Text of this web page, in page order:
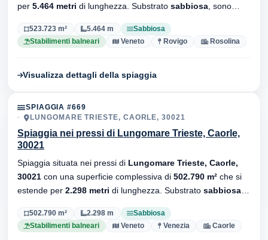
per 5.464 metri di lunghezza. Substrato sabbiosa , sono
523.723 m² 5.464 m
Sabbiosa
Stabilimenti balneari
Veneto Rovigo Rosolina
Visualizza dettagli della spiaggia
SPIAGGIA #669
LUNGOMARE TRIESTE, CAORLE, 30021
Spiaggia nei pressi di Lungomare Trieste, Caorle,
30021
Spiaggia situata nei pressi di Lungomare Trieste, Caorle,
30021 con una superficie complessiva di 502.790 m² che si
estende per 2.298 metri di lunghezza. Substrato sabbiosa
502.790 m² 2.298 m
Sabbiosa
Stabilimenti balneari
Veneto Venezia Caorle